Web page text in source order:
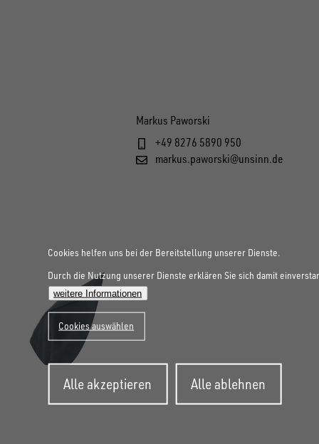
Markus Paworski
+49 8276 5890 950
markus.paworski@unsinn.de
Cookies helfen uns bei der Bereitstellung unserer Dienste.
Durch die Nutzung unserer Dienste erklären Sie sich damit
weitere Informationen
Cookies auswählen
Alle akzeptieren
zurückziehen
Alle ablehnen